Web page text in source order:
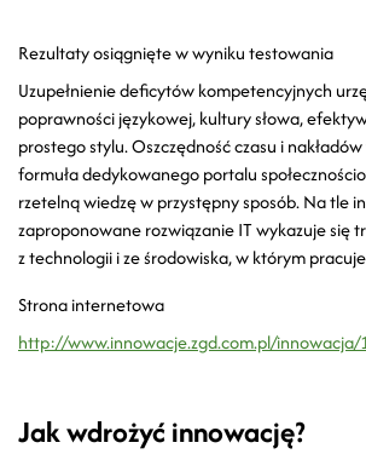
Rezultaty osiągnięte w wyniku testowania
Uzupełnienie deficytów kompetencyjnych
poprawności językowej, kultury słowa,
prostego stylu. Oszczędność czasu i
formuła dedykowanego portalu
rzetelną wiedzę w przystępny sposób. Na tle
zaproponowane rozwiązanie IT wykazuje się
z technologii i ze środowiska, w którym
Strona internetowa
http://www.innowacje.zgd.com.pl/innowacja/
Jak wdrożyć innowację?